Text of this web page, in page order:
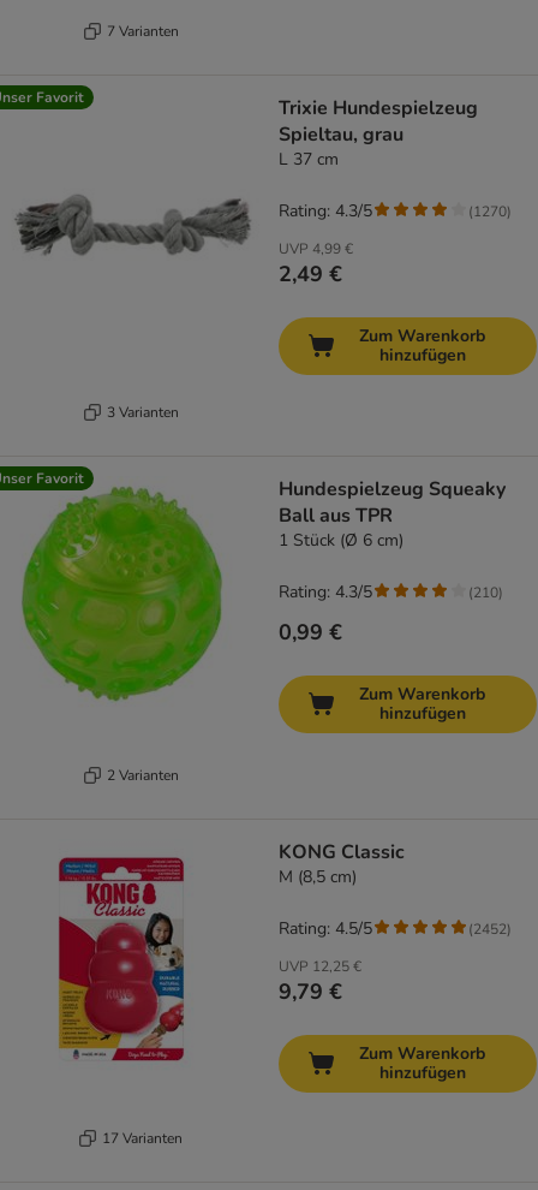
7 Varianten
Favorit
3 Varianten
Trixie Hundespielzeug
Spieltau, grau
L 37 cm
UVP 4,99 €
2,49 €
Rating: 4.3/5 (1270)
Zum Warenkorb
hinzufügen
Favorit
2 Varianten
Hundespielzeug Squeaky
Ball aus TPR
1 Stück (Ø 6 cm)
0,99 €
Rating: 4.3/5 (210)
Zum Warenkorb
hinzufügen
17 Varianten
KONG Classic
M (8,5 cm)
UVP 12,25 €
9,79 €
Rating: 4.5/5 (2452)
Zum Warenkorb
hinzufügen